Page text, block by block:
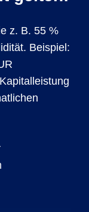
z. B. 55 %
Beispiel: